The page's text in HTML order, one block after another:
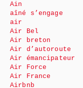
Ain
aîné s’engage
air
Air Bel
Air breton
Air d’autoroute
Air émancipateur
Air Force
Air France
Airbnb